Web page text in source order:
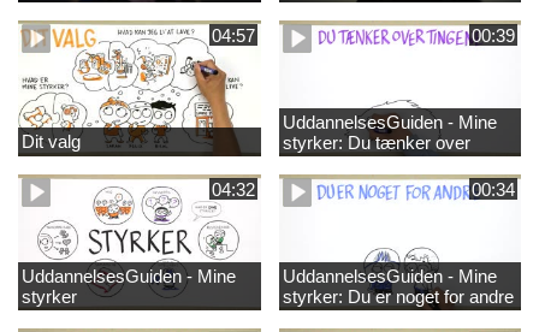
04:57
Dit valg
00:39
UddannelsesGuiden - Mine
styrker: Du tænker over
tingene
04:32
UddannelsesGuiden - Mine
styrker
00:34
UddannelsesGuiden - Mine
styrker: Du er noget for andre